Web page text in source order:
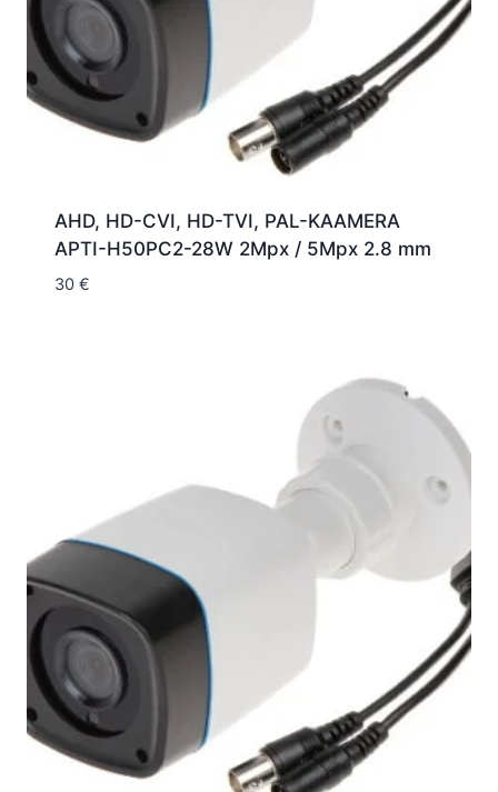
AHD, HD-CVI, HD-TVI, PAL-KAAMERA
APTI-H50PC2-28W 2Mpx / 5Mpx 2.8 mm
30 €